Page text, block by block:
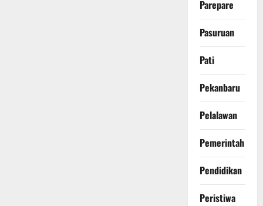
Parepare
Pasuruan
Pati
Pekanbaru
Pelalawan
Pemerintah
Pendidikan
Peristiwa